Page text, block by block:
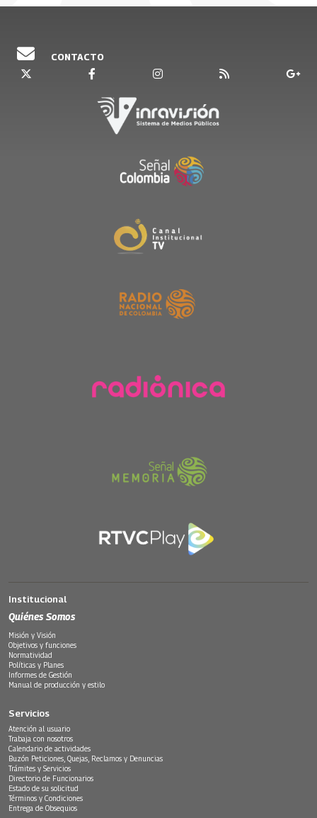
Escúchelos de lunes a viernes a partir de las
Emisión 7 de mayo 2026
CONTACTO
Institucional
Quiénes Somos
Misión y Visión
Objetivos y funciones
Normatividad
Políticas y Planes
Informes de Gestión
Manual de producción y estilo
Servicios
Atención al usuario
Trabaja con nosotros
Calendario de actividades
Buzón Peticiones, Quejas, Reclamos y Denuncias
Trámites y Servicios
Directorio de Funcionarios
Estado de su solicitud
Términos y Condiciones
Entrega de Obsequios